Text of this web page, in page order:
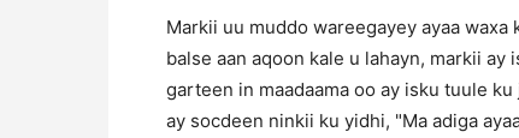
Markii uu muddo wareegayey ayaa
balse aan aqoon kale u lahayn, markii
garteen in maadaama oo ay isku tuule
ay socdeen ninkii ku yidhi, "Ma adiga